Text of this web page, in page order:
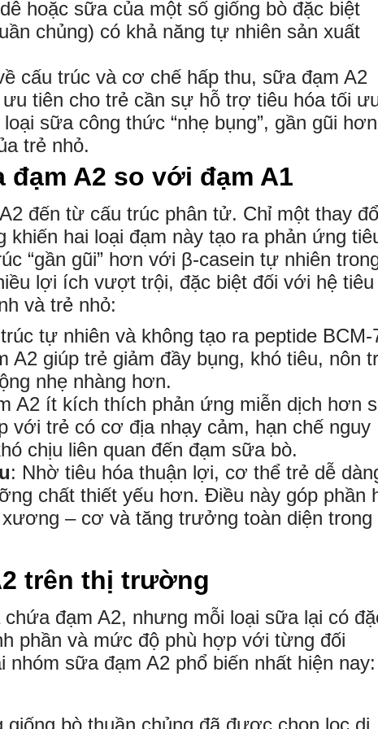
hoặc sữa của một số giống bò đặc biệt
chủng) có khả năng tự nhiên sản xuất
cấu trúc và cơ chế hấp thu, sữa đạm A2
tiên cho trẻ cần sự hỗ trợ tiêu hóa tối
sữa công thức “nhẹ bụng”, gần gũi hơn
trẻ nhỏ.
A2 so với đạm A1
đến từ cấu trúc phân tử. Chỉ một thay
khiến hai loại đạm này tạo ra phản ứng
“gần gũi” hơn với β-casein tự nhiên
lợi ích vượt trội, đặc biệt đối với hệ tiêu
và trẻ nhỏ:
tự nhiên và không tạo ra peptide BCM-
A2 giúp trẻ giảm đầy bụng, khó tiêu, nôn
nhẹ nhàng hơn.
A2 ít kích thích phản ứng miễn dịch hơn
với trẻ có cơ địa nhạy cảm, hạn chế nguy
chịu liên quan đến đạm sữa bò.
: Nhờ tiêu hóa thuận lợi, cơ thể trẻ dễ
chất thiết yếu hơn. Điều này góp phần
– cơ và tăng trưởng toàn diện trong
trên thị trường
đạm A2, nhưng mỗi loại sữa lại có
phần và mức độ phù hợp với từng đối
sữa đạm A2 phổ biến nhất hiện nay:
bò thuần chủng đã được chọn lọc di